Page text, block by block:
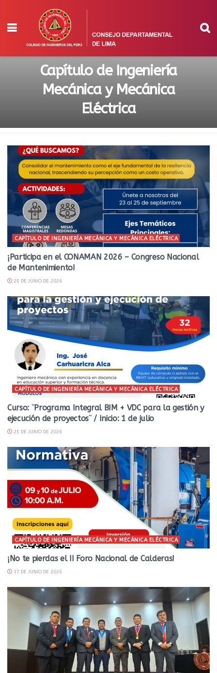
Capítulo de Ingeniería
Mecánica y Mecánica
Eléctrica
CAPÍTULO DE INGENIERÍA MECÁNICA Y MECÁNICA ELÉCTRICA
¡Participa en el CONAMAN 2026 – Congreso Nacional
de Mantenimiento!
25 DE JUNIO DE 2026
CAPÍTULO DE INGENIERÍA MECÁNICA Y MECÁNICA ELÉCTRICA
Curso: ¨Programa Integral BIM + VDC para la gestión y
ejecución de proyectos¨ / Inicio: 1 de julio
25 DE JUNIO DE 2026
CAPÍTULO DE INGENIERÍA MECÁNICA Y MECÁNICA ELÉCTRICA
¡No te pierdas el II Foro Nacional de Calderas!
17 DE JUNIO DE 2026